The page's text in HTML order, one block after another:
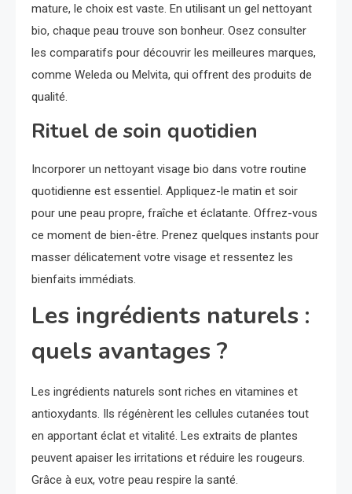
mature, le choix est vaste. En utilisant un gel nettoyant
bio, chaque peau trouve son bonheur. Osez consulter
les comparatifs pour découvrir les meilleures marques,
comme Weleda ou Melvita, qui offrent des produits de
qualité.
Rituel de soin quotidien
Incorporer un nettoyant visage bio dans votre routine
quotidienne est essentiel. Appliquez-le matin et soir
pour une peau propre, fraîche et éclatante. Offrez-vous
ce moment de bien-être. Prenez quelques instants pour
masser délicatement votre visage et ressentez les
bienfaits immédiats.
Les ingrédients naturels :
quels avantages ?
Les ingrédients naturels sont riches en vitamines et
antioxydants. Ils régénèrent les cellules cutanées tout
en apportant éclat et vitalité. Les extraits de plantes
peuvent apaiser les irritations et réduire les rougeurs.
Grâce à eux, votre peau respire la santé.